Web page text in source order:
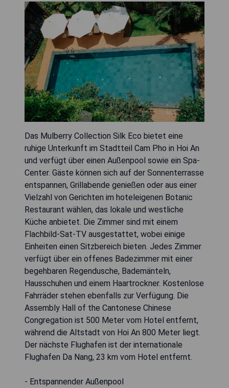
Das Mulberry Collection Silk Eco bietet eine
ruhige Unterkunft im Stadtteil Cam Pho in Hoi An
und verfügt über einen Außenpool sowie ein Spa-
Center. Gäste können sich auf der Sonnenterrasse
entspannen, Grillabende genießen oder aus einer
Vielzahl von Gerichten im hoteleigenen Botanic
Restaurant wählen, das lokale und westliche
Küche anbietet. Die Zimmer sind mit einem
Flachbild-Sat-TV ausgestattet, wobei einige
Einheiten einen Sitzbereich bieten. Jedes Zimmer
verfügt über ein offenes Badezimmer mit einer
begehbaren Regendusche, Bademänteln,
Hausschuhen und einem Haartrockner. Kostenlose
Fahrräder stehen ebenfalls zur Verfügung. Die
Assembly Hall of the Cantonese Chinese
Congregation ist 500 Meter vom Hotel entfernt,
während die Altstadt von Hoi An 800 Meter liegt.
Der nächste Flughafen ist der internationale
Flughafen Da Nang, 23 km vom Hotel entfernt.
- Entspannender Außenpool